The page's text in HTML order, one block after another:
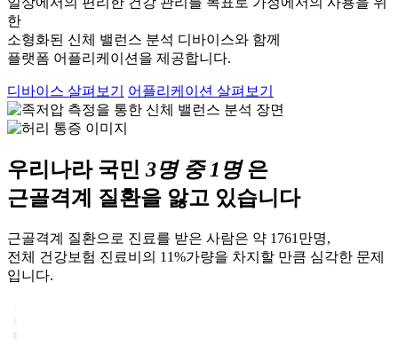
한
소형화된 신체 밸런스 분석 디바이스와 함께
플랫폼 어플리케이션을 제공합니다.
디바이스 살펴보기 어플리케이션 살펴보기
우리나라 국민 3명 중 1명은
근골격계 질환을 앓고 있습니다
근골격계 질환으로 진료를 받은 사람은 약 1761만명,
전체 건강보험 진료비의 11%가량을 차지할 만큼 심각한 문제
입니다.